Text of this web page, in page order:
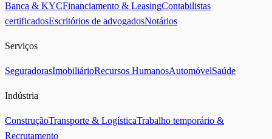
Banca & KYCFinanciamento & LeasingContabilistas
certificadosEscritórios de advogadosNotários
Serviços
SeguradorasImobiliárioRecursos HumanosAutomóvelSaúde
Indústria
ConstruçãoTransporte & LogísticaTrabalho temporário &
Recrutamento